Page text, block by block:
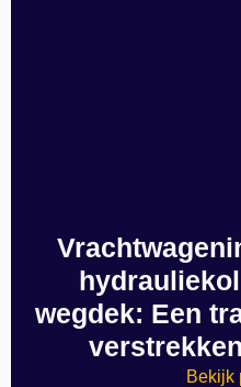
wegdek: Een
Bekijk